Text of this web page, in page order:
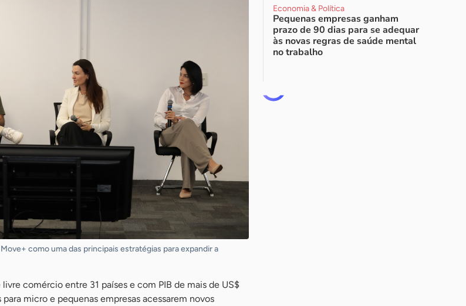
como uma das principais estratégias para expandir a
comércio entre 31 países e com PIB de mais de US$
micro e pequenas empresas acessarem novos
Economia & Política
Pequenas empresas ganham
prazo de 90 dias para se adequar
às novas regras de saúde mental
no trabalho